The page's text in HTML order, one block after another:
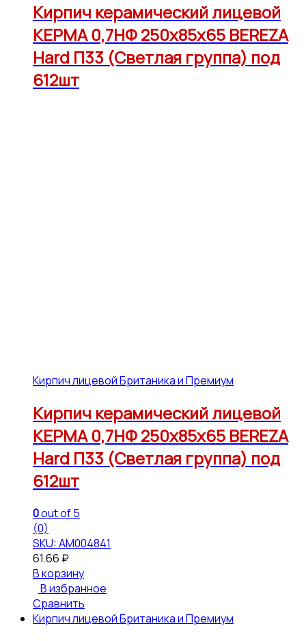
Кирпич керамический лицевой
КЕРМА 0,7НФ 250х85х65 BEREZA
Hard П33 (Светлая группа) под
612шт
Кирпич лицевой Британика и Премиум
Кирпич керамический лицевой
КЕРМА 0,7НФ 250х85х65 BEREZA
Hard П33 (Светлая группа) под
612шт
0out of 5
(0)
SKU: АМ004841
61.66 ₽
В корзину
В избранное
Сравнить
Кирпич лицевой Британика и Премиум